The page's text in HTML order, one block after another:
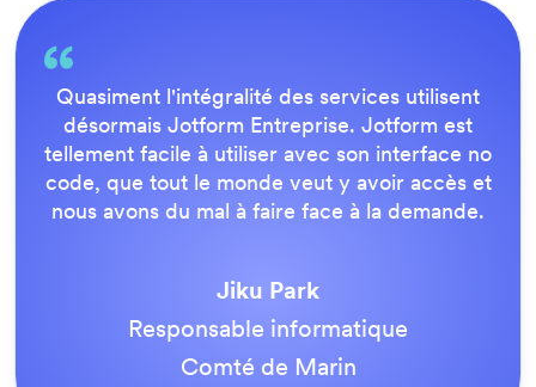
Quasiment l'intégralité des services utilisent
désormais Jotform Entreprise. Jotform est
tellement facile à utiliser avec son interface no
code, que tout le monde veut y avoir accès et
nous avons du mal à faire face à la demande.
Jiku Park
Responsable informatique
Comté de Marin